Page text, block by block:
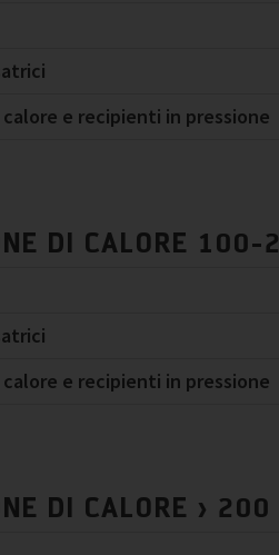
e recipienti in pressione
DI CALORE 100-
e recipienti in pressione
DI CALORE > 200